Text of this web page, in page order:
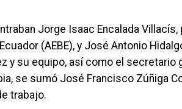
Jorge Isaac Encalada
(AEBE), y José Antonio
y su equipo, así como el secretario
se sumó José Francisco Zúñiga
trabajo.